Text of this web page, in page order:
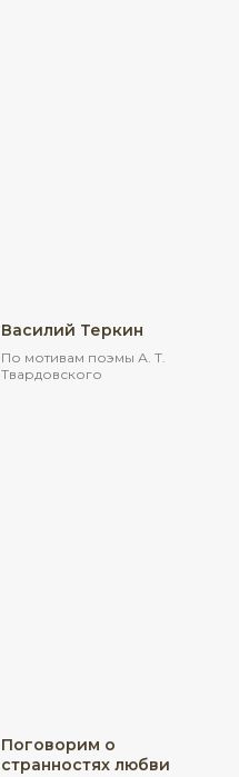
Василий Теркин
По мотивам поэмы А. Т.
Твардовского
Поговорим о
странностях любви